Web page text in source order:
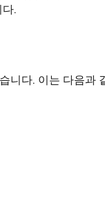
.
니다. 이는 다음과